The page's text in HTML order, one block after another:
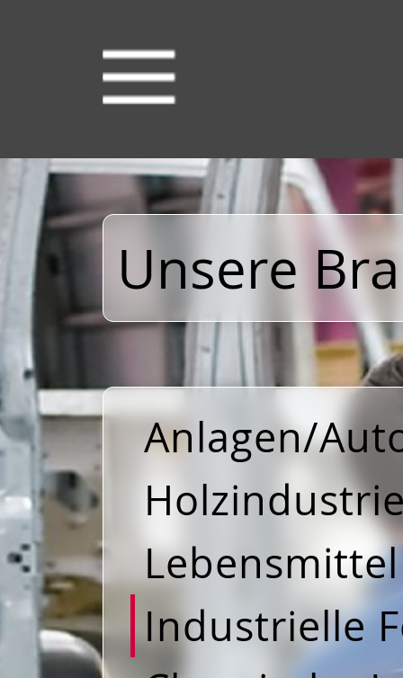
Unsere
Anlagen/
Lebensmittel
Industrielle